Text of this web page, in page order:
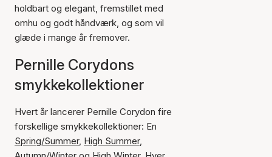
holdbart og elegant, fremstillet med
omhu og godt håndværk, og som vil
glæde i mange år fremover.
Pernille Corydons
smykkekollektioner
Hvert år lancerer Pernille Corydon fire
forskellige smykkekollektioner: En
Spring/Summer, High Summer,